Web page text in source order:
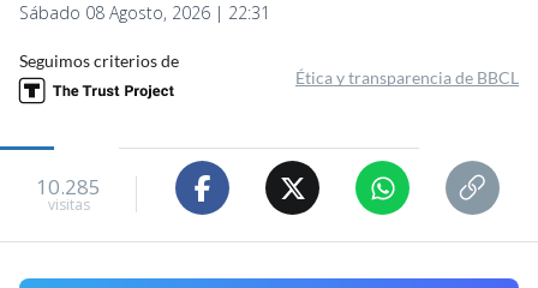
Sábado 08 Agosto, 2026 | 22:31
Seguimos criterios de
Ética y transparencia de BBCL
10.285
visitas